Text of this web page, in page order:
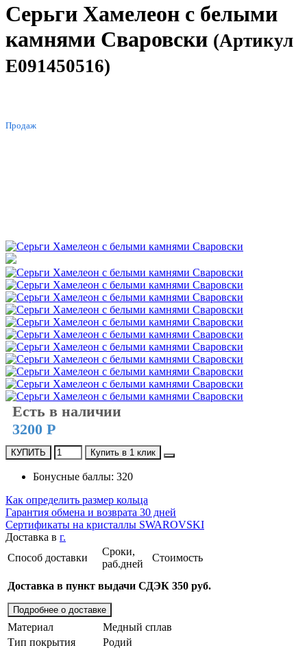
Серьги Хамелеон с белыми
камнями Сваровски (Артикул
E091450516)
Продаж
Есть в наличии
3200 Р
КУПИТЬ Купить в 1 клик
Бонусные баллы: 320
Как определить размер кольца
Гарантия обмена и возврата 30 дней
Сертификаты на кристаллы SWAROVSKI
Доставка в г.
Способ доставки
Сроки,
раб.дней
Стоимость
Доставка в пункт выдачи СДЭК 350 руб.
Подробнее о доставке
Материал
Медный сплав
Тип покрытия
Родий